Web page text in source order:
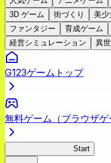
3D ゲーム
街づくり 美少
ファンタジー
育成ゲーム
経営シミュレーション
異
G123ゲームトップ
無料ゲーム（ブラウザ
Start